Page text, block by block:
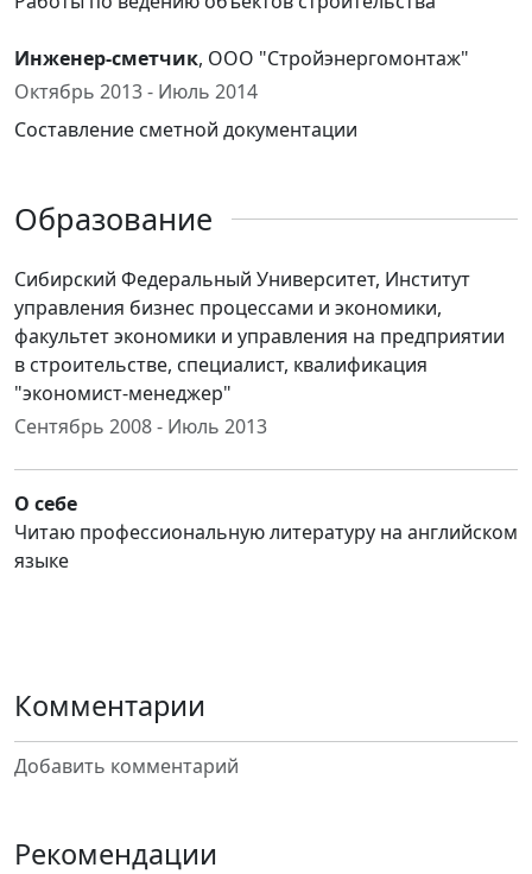
Инженер-сметчик, ООО "Стройэнергомонтаж"
Октябрь 2013 - Июль 2014
Составление сметной документации
Образование
Cибирский Федеральный Университет, Институт
управления бизнес процессами и экономики,
факультет экономики и управления на предприятии
в строительстве, специалист, квалификация
"экономист-менеджер"
Сентябрь 2008 - Июль 2013
О себе
Читаю профессиональную литературу на английском
языке
Комментарии
Добавить комментарий
Рекомендации